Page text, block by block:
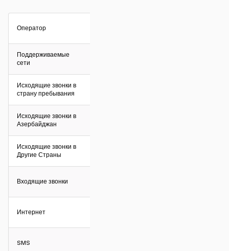
Оператор
Поддерживаемые
сети
Исходящие звонки в
страну пребывания
Исходящие звонки в
Азербайджан
Исходящие звонки в
Другие Страны
Входящие звонки
Интернет
SMS